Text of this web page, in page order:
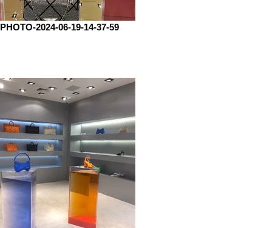
PHOTO-2024-06-19-14-37-59